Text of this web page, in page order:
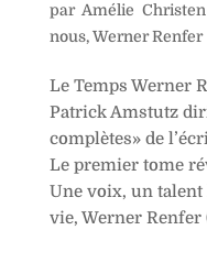
par Amélie Christen
nous,Werner Renfer
Le Temps Werner
Patrick Amstutz
complètes» de
Le premier tome
Une voix, un
vie, Werner Renfer